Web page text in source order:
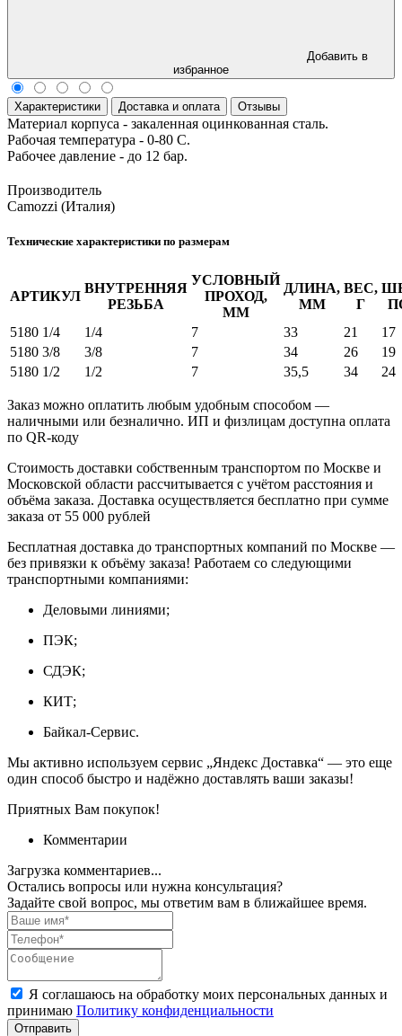
Добавить в
избранное
Характеристики Доставка и оплата Отзывы
Материал корпуса - закаленная оцинкованная сталь.
Рабочая температура - 0-80 С.
Рабочее давление - до 12 бар.
Производитель
Camozzi (Италия)
Технические характеристики по размерам
АРТИКУЛ
ВНУТРЕННЯЯ
РЕЗЬБА
УСЛОВНЫЙ
ПРОХОД,
ММ
ДЛИНА,
ММ
ВЕС,
Г
5180 1/4
1/4 7 33 21
17
5180 3/8
3/8 7 34 26
19
5180 1/2
1/2 7 35,5 34 24
Заказ можно оплатить любым удобным способом —
наличными или безналично. ИП и физлицам доступна оплата
по QR‑коду
Стоимость доставки собственным транспортом по Москве и
Московской области рассчитывается с учётом расстояния и
объёма заказа. Доставка осуществляется бесплатно при сумме
заказа от 55 000 рублей
Бесплатная доставка до транспортных компаний по Москве —
без привязки к объёму заказа! Работаем со следующими
транспортными компаниями:
Деловыми линиями;
ПЭК;
СДЭК;
КИТ;
Байкал-Сервис.
Мы активно используем сервис „Яндекс Доставка“ — это еще
один способ быстро и надёжно доставлять ваши заказы!
Приятных Вам покупок!
Комментарии
Загрузка комментариев...
Остались вопросы или нужна консультация?
Задайте свой вопрос, мы ответим вам в ближайшее время.
Я соглашаюсь на обработку моих персональных данных и
принимаю Политику конфиденциальности
Отправить